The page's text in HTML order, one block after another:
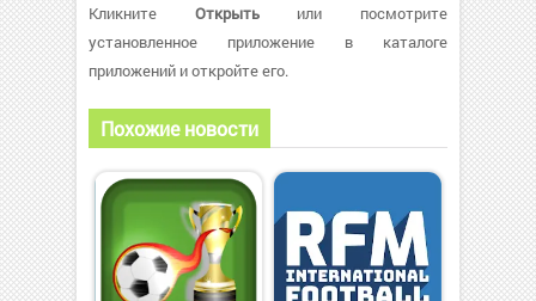
Кликните Открытьили посмотрите
установленное приложение в каталоге
приложений и откройте его.
Похожие новости